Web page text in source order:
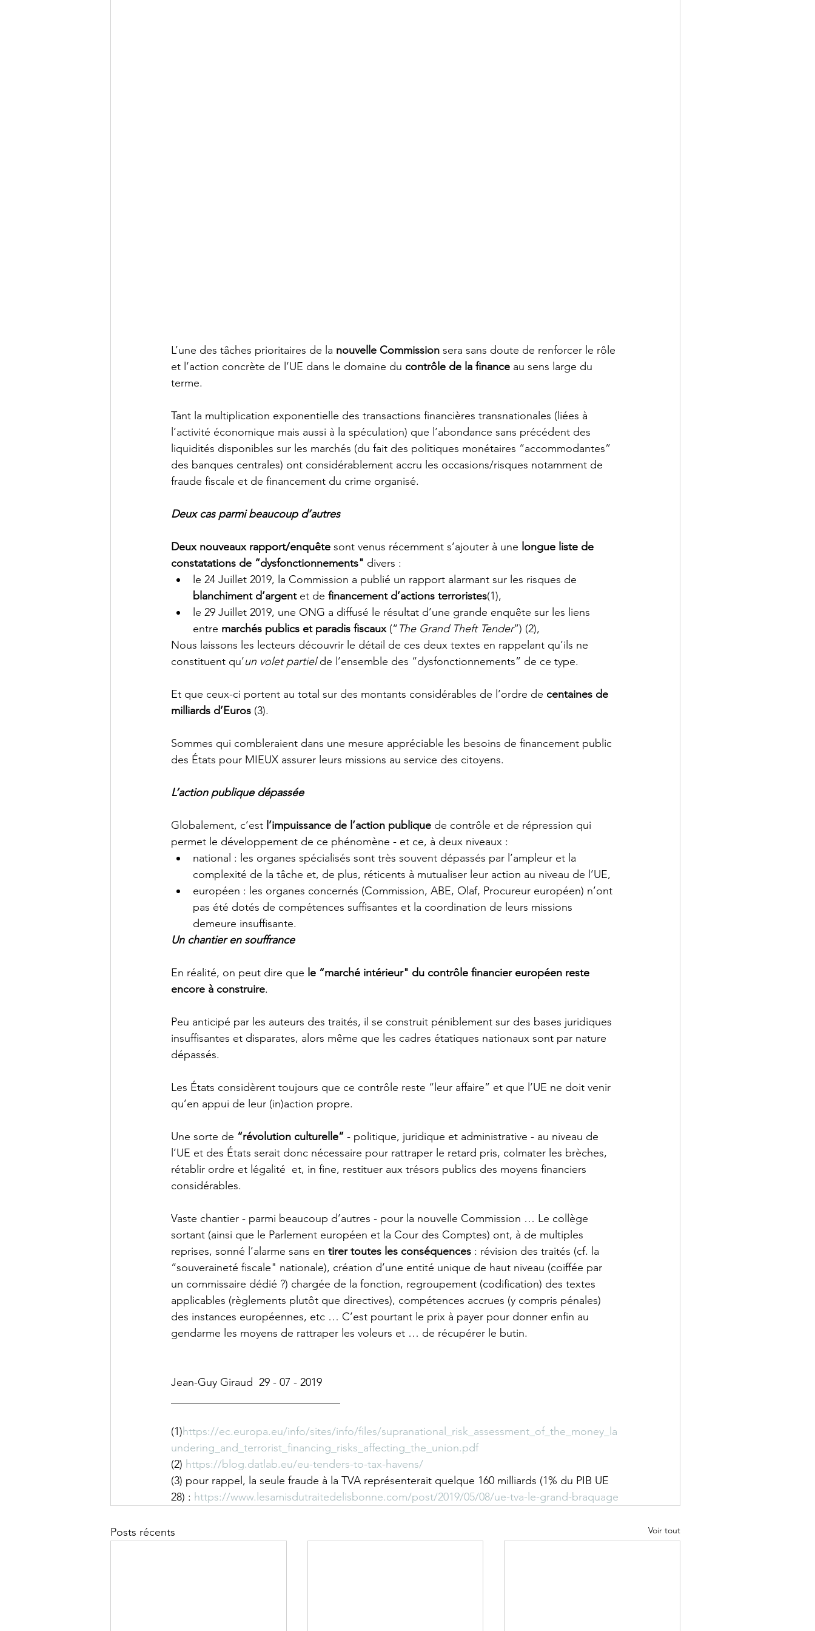
L’une des tâches prioritaires de la nouvelle Commission sera sans doute de renforcer le rôle
et l’action concrète de l’UE dans le domaine du contrôle de la finance au sens large du
terme.
Tant la multiplication exponentielle des transactions financières transnationales (liées à
l’activité économique mais aussi à la spéculation) que l’abondance sans précédent des
liquidités disponibles sur les marchés (du fait des politiques monétaires “accommodantes”
des banques centrales) ont considérablement accru les occasions/risques notamment de
fraude fiscale et de financement du crime organisé.
Deux cas parmi beaucoup d’autres
Deux nouveaux rapport/enquête sont venus récemment s’ajouter à une longue liste de
constatations de “dysfonctionnements" divers :
le 24 Juillet 2019, la Commission a publié un rapport alarmant sur les risques de
blanchiment d’argent et de financement d’actions terroristes(1),
le 29 Juillet 2019, une ONG a diffusé le résultat d’une grande enquête sur les liens
entre marchés publics et paradis fiscaux (“The Grand Theft Tender”) (2),
Nous laissons les lecteurs découvrir le détail de ces deux textes en rappelant qu’ils ne
constituent qu’un volet partiel de l’ensemble des “dysfonctionnements” de ce type.
Et que ceux-ci portent au total sur des montants considérables de l’ordre de centaines de
milliards d’Euros (3).
Sommes qui combleraient dans une mesure appréciable les besoins de financement public
des États pour MIEUX assurer leurs missions au service des citoyens.
L’action publique dépassée
Globalement, c’est l’impuissance de l’action publique de contrôle et de répression qui
permet le développement de ce phénomène - et ce, à deux niveaux :
national : les organes spécialisés sont très souvent dépassés par l’ampleur et la
complexité de la tâche et, de plus, réticents à mutualiser leur action au niveau de l’UE,
européen : les organes concernés (Commission, ABE, Olaf, Procureur européen) n’ont
pas été dotés de compétences suffisantes et la coordination de leurs missions
demeure insuffisante.
Un chantier en souffrance
En réalité, on peut dire que le “marché intérieur" du contrôle financier européen reste
encore à construire.
Peu anticipé par les auteurs des traités, il se construit péniblement sur des bases juridiques
insuffisantes et disparates, alors même que les cadres étatiques nationaux sont par nature
dépassés.
Les États considèrent toujours que ce contrôle reste “leur affaire” et que l’UE ne doit venir
qu’en appui de leur (in)action propre.
Une sorte de “révolution culturelle” - politique, juridique et administrative - au niveau de
l’UE et des États serait donc nécessaire pour rattraper le retard pris, colmater les brèches,
rétablir ordre et légalité  et, in fine, restituer aux trésors publics des moyens financiers
considérables.
Vaste chantier - parmi beaucoup d’autres - pour la nouvelle Commission … Le collège
sortant (ainsi que le Parlement européen et la Cour des Comptes) ont, à de multiples
reprises, sonné l’alarme sans en tirer toutes les conséquences : révision des traités (cf. la
“souveraineté fiscale" nationale), création d’une entité unique de haut niveau (coiffée par
un commissaire dédié ?) chargée de la fonction, regroupement (codification) des textes
applicables (règlements plutôt que directives), compétences accrues (y compris pénales)
des instances européennes, etc … C’est pourtant le prix à payer pour donner enfin au
gendarme les moyens de rattraper les voleurs et … de récupérer le butin.
Jean-Guy Giraud  29 - 07 - 2019
(1)https://ec.europa.eu/info/sites/info/files/supranational_risk_assessment_of_the_money_la
undering_and_terrorist_financing_risks_affecting_the_union.pdf
(2) https://blog.datlab.eu/eu-tenders-to-tax-havens/
(3) pour rappel, la seule fraude à la TVA représenterait quelque 160 milliards (1% du PIB UE
28) : https://www.lesamisdutraitedelisbonne.com/post/2019/05/08/ue-tva-le-grand-braquage
Posts récents Voir tout